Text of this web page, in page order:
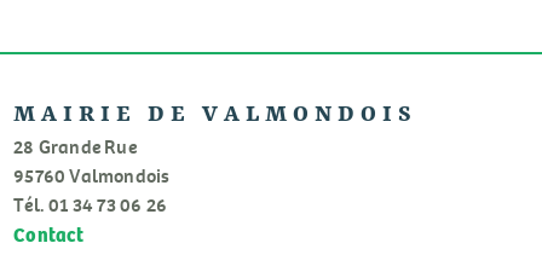
MAIRIE DE VALMONDOIS
28 Grande Rue
95760 Valmondois
Tél. 01 34 73 06 26
Contact